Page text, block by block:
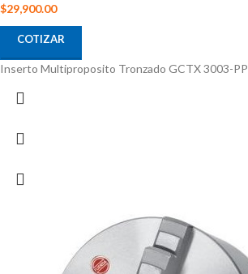
$29,900.00
COTIZAR
Inserto Multiproposito Tronzado GCTX 3003-PP